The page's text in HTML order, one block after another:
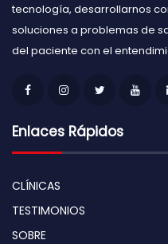
tecnología, desarrollarnos
soluciones a problemas de
del paciente con el
Enlaces Rápidos
CLÍNICAS
TESTIMONIOS
SOBRE